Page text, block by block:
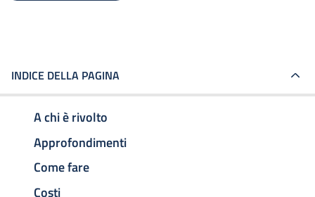
INDICE DELLA PAGINA
A chi è rivolto
Approfondimenti
Come fare
Costi